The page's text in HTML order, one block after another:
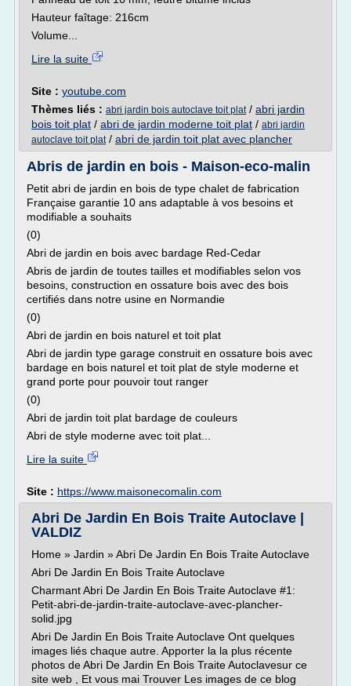
Hauteur faîtage: 216cm
Volume...
Lire la suite
Site : youtube.com
Thèmes liés : abri jardin bois autoclave toit plat/ abri jardin
bois toit plat / abri de jardin moderne toit plat / abri jardin
autoclave toit plat/ abri de jardin toit plat avec plancher
Abris de jardin en bois - Maison-eco-malin
Petit abri de jardin en bois de type chalet de fabrication
Française garantie 10 ans adaptable à vos besoins et
modifiable a souhaits
(0)
Abri de jardin en bois avec bardage Red-Cedar
Abris de jardin de toutes tailles et modifiables selon vos
besoins, construction en ossature bois avec des bois
certifiés dans notre usine en Normandie
(0)
Abri de jardin en bois naturel et toit plat
Abri de jardin type garage construit en ossature bois avec
bardage en bois naturel et toit plat de style moderne et
grand porte pour pouvoir tout ranger
(0)
Abri de jardin toit plat bardage de couleurs
Abri de style moderne avec toit plat...
Lire la suite
Site : https://www.maisonecomalin.com
Abri De Jardin En Bois Traite Autoclave |
VALDIZ
Home » Jardin » Abri De Jardin En Bois Traite Autoclave
Abri De Jardin En Bois Traite Autoclave
Charmant Abri De Jardin En Bois Traite Autoclave #1:
Petit-abri-de-jardin-traite-autoclave-avec-plancher-
solid.jpg
Abri De Jardin En Bois Traite Autoclave Ont quelques
images liés chaque autre. Apporter la la plus récente
photos de Abri De Jardin En Bois Traite Autoclavesur ce
site web , Et vous mai Trouver Les images de ce blog